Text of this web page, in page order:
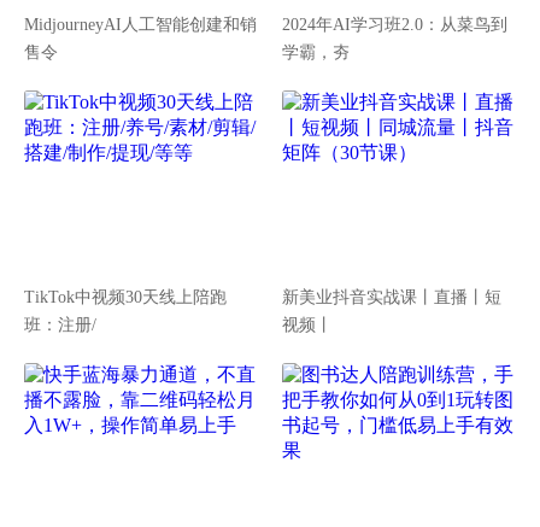
MidjourneyAI人工智能创建和销
售令
2024年AI学习班2.0：从菜鸟到
学霸，夯
TikTok中视频30天线上陪跑
班：注册/
新美业抖音实战课丨直播丨短
视频丨